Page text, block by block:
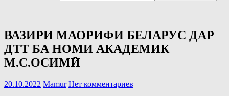
ВАЗИРИ МАОРИФИ БЕЛАРУС ДАР
ДТТ БА НОМИ АКАДЕМИК
М.С.ОСИМӢ
20.10.2022 Mamur Нет комментариев